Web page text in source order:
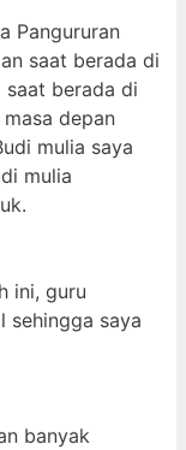
Pangururan
saat berada di
saat berada di
depan
mulia saya
mulia
ini, guru
sehingga saya
banyak